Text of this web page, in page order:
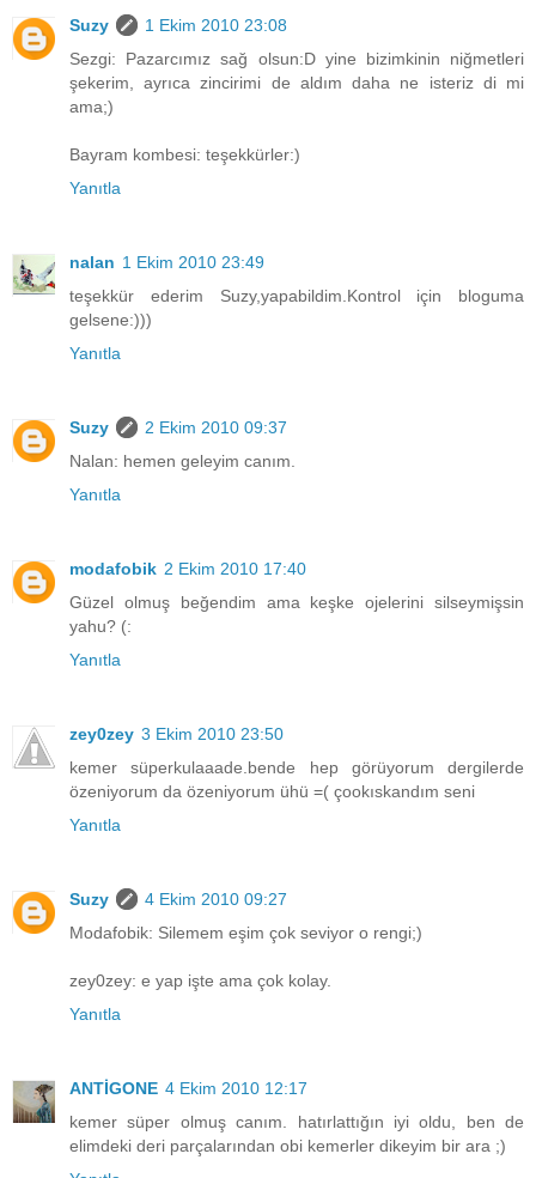
Suzy
1 Ekim 2010 23:08
Sezgi: Pazarcımız sağ olsun:D yine bizimkinin niğmetleri
şekerim, ayrıca zincirimi de aldım daha ne isteriz di mi
ama;)
Bayram kombesi: teşekkürler:)
Yanıtla
nalan 1 Ekim 2010 23:49
teşekkür ederim Suzy,yapabildim.Kontrol için bloguma
gelsene:)))
Yanıtla
Suzy
2 Ekim 2010 09:37
Nalan: hemen geleyim canım.
Yanıtla
modafobik 2 Ekim 2010 17:40
Güzel olmuş beğendim ama keşke ojelerini silseymişsin
yahu? (:
Yanıtla
zey0zey 3 Ekim 2010 23:50
kemer süperkulaaade.bende hep görüyorum dergilerde
özeniyorum da özeniyorum ühü =( çookıskandım seni
Yanıtla
Suzy
4 Ekim 2010 09:27
Modafobik: Silemem eşim çok seviyor o rengi;)
zey0zey: e yap işte ama çok kolay.
Yanıtla
ANTİGONE 4 Ekim 2010 12:17
kemer süper olmuş canım. hatırlattığın iyi oldu, ben de
elimdeki deri parçalarından obi kemerler dikeyim bir ara ;)